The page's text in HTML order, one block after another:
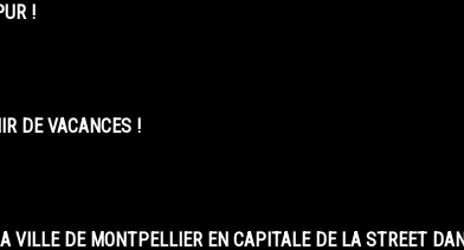
!
DE VACANCES !
VILLE DE MONTPELLIER EN CAPITALE DE LA STREET